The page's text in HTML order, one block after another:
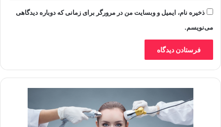
ذخیره نام، ایمیل و وبسایت من در مرورگر برای زمانی که دوباره دیدگاهی
می‌نویسم.